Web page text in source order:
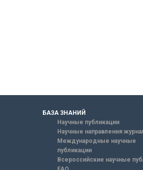
БАЗА ЗНАНИЙ
Научные публикации
Научные направления
Международные научные
публикации
Всероссийские научные